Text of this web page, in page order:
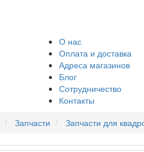
О нас
Оплата и доставка
Адреса магазинов
Блог
Сотрудничество
Контакты
Запчасти Запчасти для